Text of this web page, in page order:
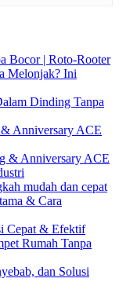
Bocor | Roto-Rooter
Melonjak? Ini
Dinding Tanpa
Anniversary ACE
& Anniversary ACE
mudah dan cepat
& Cara
Cepat & Efektif
Rumah Tanpa
dan Solusi